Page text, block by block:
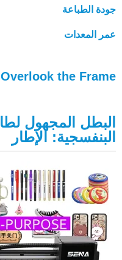
جودة الطباعة
عمر المعدات
the Frame
البطل المجهول
البنفسجية: الإطار